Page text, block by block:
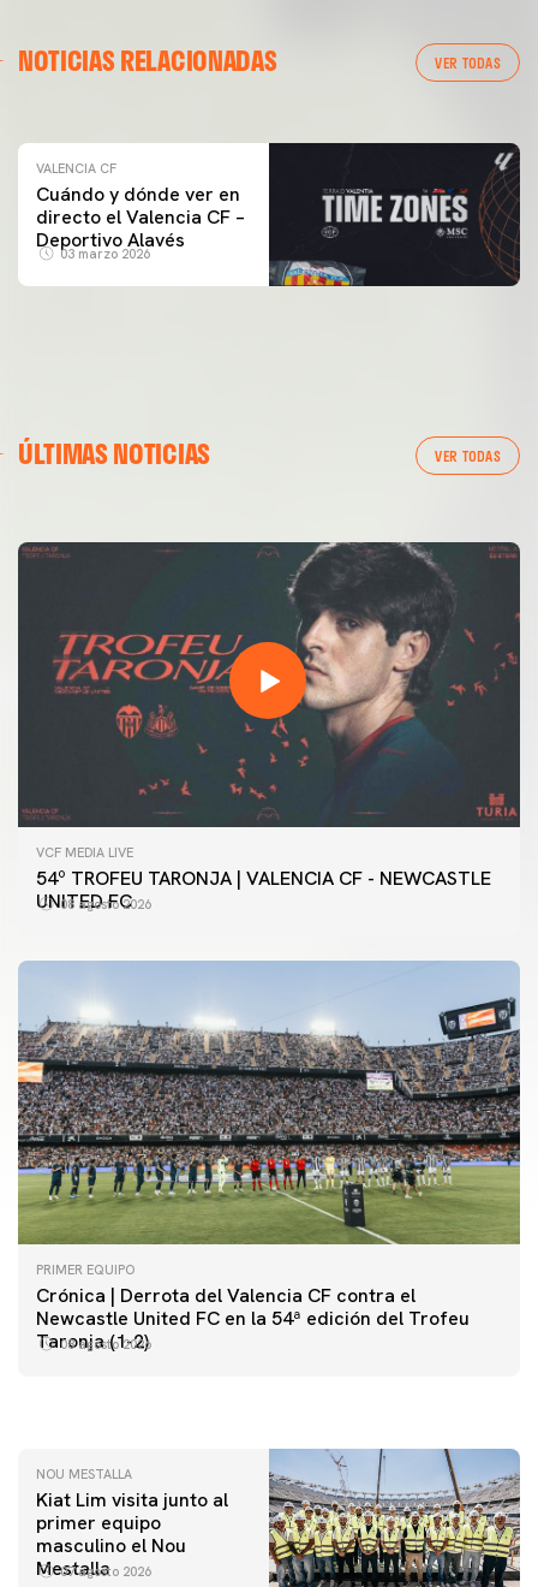
NOTICIAS RELACIONADAS VER TODAS
ENTRENAMIENTO DEL VALENCIA CF 04/03/26
VALENCIA CF
Cuándo y dónde ver en
directo el Valencia CF –
Deportivo Alavés
03 marzo 2026
ÚLTIMAS NOTICIAS VER TODAS
54ª EDICIÓN TROFEU TARONJA
VCF MEDIA LIVE
54º TROFEU TARONJA | VALENCIA CF - NEWCASTLE
UNITED FC
08 agosto 2026
PRIMER EQUIPO
Crónica | Derrota del Valencia CF contra el
Newcastle United FC en la 54ª edición del Trofeu
Taronja (1-2)
08 agosto 2026
PRIMER EQUIPO
Las fotos del Valencia CF-Newcastle United FC
PRIMER EQUIPO
MESTALLA 📍
NOU MESTALLA
Kiat Lim visita junto al
primer equipo
masculino el Nou
Mestalla
07 agosto 2026